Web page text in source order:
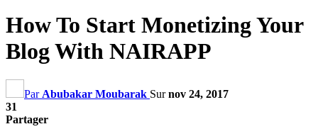
How To Start Monetizing Your
Blog With NAIRAPP
Par Abubakar Moubarak Surnov 24, 2017
31
Partager